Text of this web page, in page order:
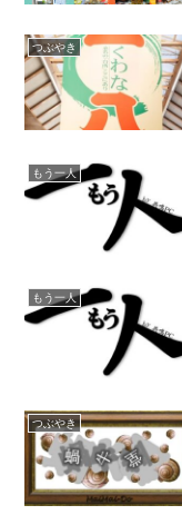
つぶやき
もう一人
もう一人
つぶやき